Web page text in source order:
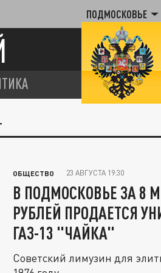
ПОДМОСКОВЬЕ
ОБЩЕСТВО 23 АВГУСТА 19:30
В ПОДМОСКОВЬЕ ЗА 8
РУБЛЕЙ ПРОДАЕТСЯ
ГАЗ-13 "ЧАЙКА"
Советский лимузин для